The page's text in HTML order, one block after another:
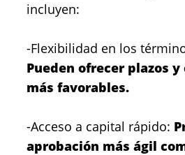
incluyen:
-Flexibilidad en los
Pueden ofrecer plazos
más favorables.
-Acceso a capital rápido:
aprobación más ágil